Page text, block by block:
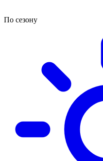
По сезону